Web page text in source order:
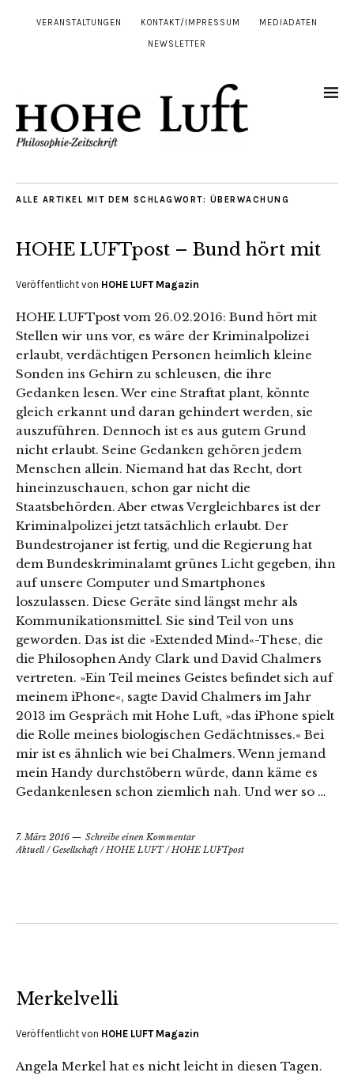
VERANSTALTUNGEN KONTAKT/IMPRESSUM MEDIADATEN
NEWSLETTER
ALLE ARTIKEL MIT DEM SCHLAGWORT: ÜBERWACHUNG
HOHE LUFTpost – Bund hört mit
Veröffentlicht von HOHE LUFT Magazin
HOHE LUFTpost vom 26.02.2016: Bund hört mit
Stellen wir uns vor, es wäre der Kriminalpolizei
erlaubt, verdächtigen Personen heimlich kleine
Sonden ins Gehirn zu schleusen, die ihre
Gedanken lesen. Wer eine Straftat plant, könnte
gleich erkannt und daran gehindert werden, sie
auszuführen. Dennoch ist es aus gutem Grund
nicht erlaubt. Seine Gedanken gehören jedem
Menschen allein. Niemand hat das Recht, dort
hineinzuschauen, schon gar nicht die
Staatsbehörden. Aber etwas Vergleichbares ist der
Kriminalpolizei jetzt tatsächlich erlaubt. Der
Bundestrojaner ist fertig, und die Regierung hat
dem Bundeskriminalamt grünes Licht gegeben, ihn
auf unsere Computer und Smartphones
loszulassen. Diese Geräte sind längst mehr als
Kommunikationsmittel. Sie sind Teil von uns
geworden. Das ist die »Extended Mind«-These, die
die Philosophen Andy Clark und David Chalmers
vertreten. »Ein Teil meines Geistes befindet sich auf
meinem iPhone«, sagte David Chalmers im Jahr
2013 im Gespräch mit Hohe Luft, »das iPhone spielt
die Rolle meines biologischen Gedächtnisses.« Bei
mir ist es ähnlich wie bei Chalmers. Wenn jemand
mein Handy durchstöbern würde, dann käme es
Gedankenlesen schon ziemlich nah. Und wer so …
7. März 2016
Schreibe einen Kommentar
Aktuell/Gesellschaft /HOHE LUFT/HOHE LUFTpost
Merkelvelli
Veröffentlicht von HOHE LUFT Magazin
Angela Merkel hat es nicht leicht in diesen Tagen.